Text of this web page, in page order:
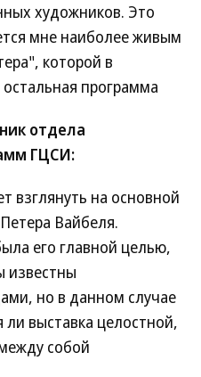
художников. Это
мне наиболее живым
которой в
программа
отдела
ГЦСИ:
взглянуть на основной
Вайбеля.
его главной целью,
известны
но в данном случае
выставка целостной,
собой